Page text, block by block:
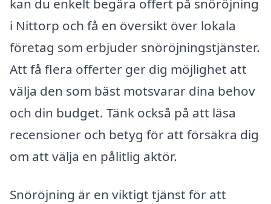
kan du enkelt begära offert på snöröjning
i Nittorp och få en översikt över lokala
företag som erbjuder snöröjningstjänster.
Att få flera offerter ger dig möjlighet att
välja den som bäst motsvarar dina behov
och din budget. Tänk också på att läsa
recensioner och betyg för att försäkra dig
om att välja en pålitlig aktör.
Snöröjning är en viktigt tjänst för att